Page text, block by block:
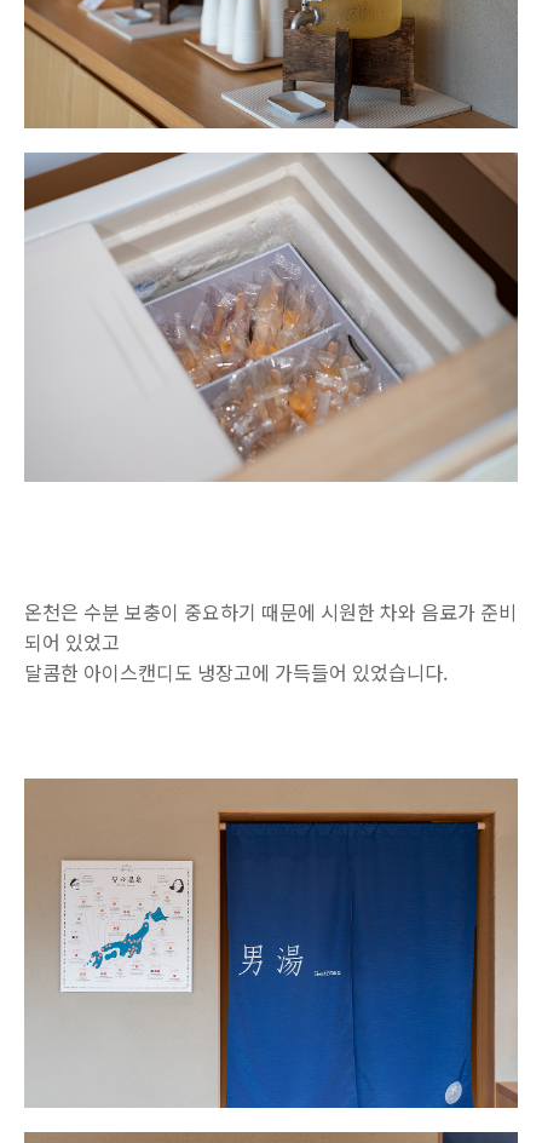
온천은 수분 보충이 중요하기 때문에 시원한 차와 음료가 준비
되어 있었고
달콤한 아이스캔디도 냉장고에 가득들어 있었습니다.